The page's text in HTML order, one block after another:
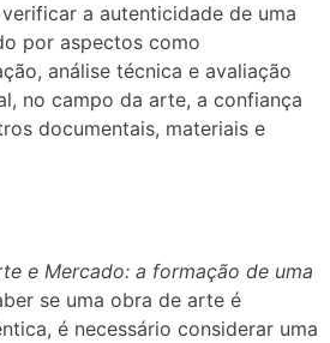
a autenticidade de uma
por aspectos como
análise técnica e avaliação
no campo da arte, a confiança
documentais, materiais e
e Mercado: a formação de uma
se uma obra de arte é
é necessário considerar uma